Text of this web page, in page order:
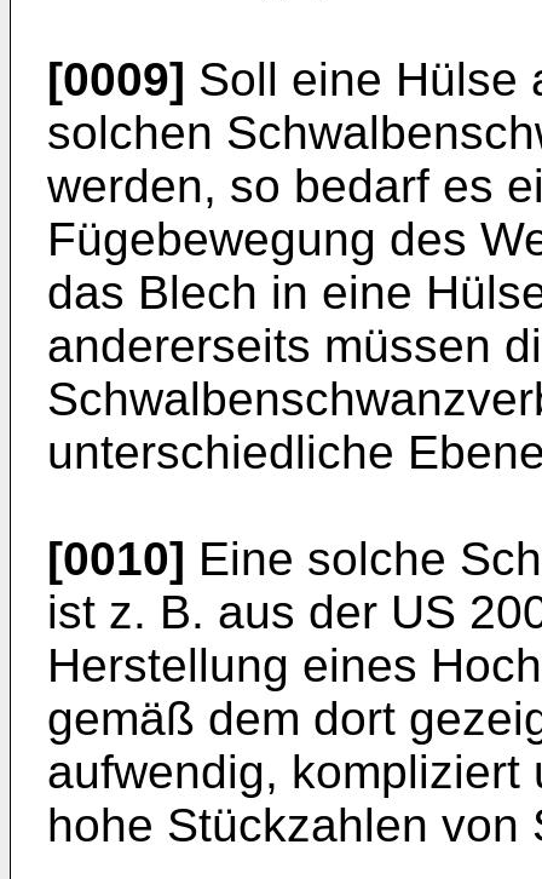
[0009] Soll eine Hülse
solchen
werden, so bedarf es
Fügebewegung des
das Blech in eine
andererseits müssen
unterschiedliche
[0010] Eine solche
ist z. B. aus der US
Herstellung eines
gemäß dem dort
aufwendig,
hohe Stückzahlen von